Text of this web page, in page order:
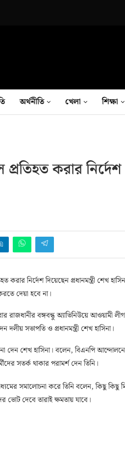
অর্থনীতি খেলা শিক্ষা
করার নির্দেশ
নির্দেশ দিয়েছেন প্রধানমন্ত্রী শেখ
দেয়া হবে না।
রাজধানীর বঙ্গবন্ধু অ্যাভিনিউয়ে আওয়ামী
সভাপতি ও প্রধানমন্ত্রী শেখ হাসিনা।
দেন শেখ হাসিনা। বলেন, বিএনপি
সতর্ক থাকার পরামর্শ দেন তিনি।
সমালোচনা করে তিনি বলেন, কিছু কিছু
ভোট দেবে তারাই ক্ষমতায় যাবে।